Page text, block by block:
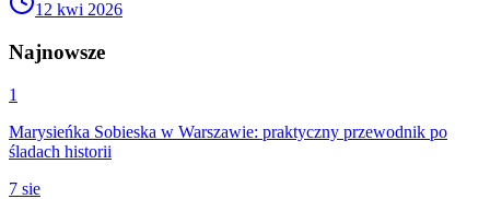
12 kwi 2026
Najnowsze
1
Marysieńka Sobieska w Warszawie: praktyczny przewodnik po
śladach historii
7 sie